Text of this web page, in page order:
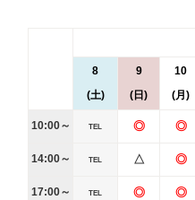
8
(土)
9
(日)
10
(月)
10:00～ TEL ◎ ◎
14:00～ TEL △ ◎
17:00～ TEL ◎ ◎